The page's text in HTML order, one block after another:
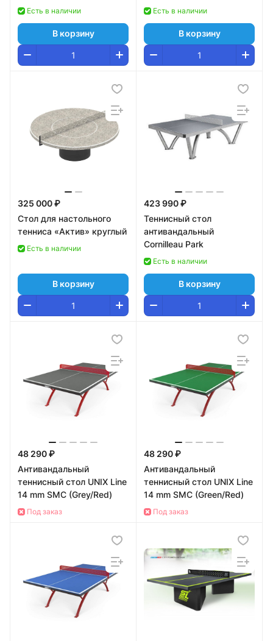
Есть в наличии
В корзину
Есть в наличии
В корзину
325 000 ₽
Стол для настольного
тенниса «Актив» круглый
Есть в наличии
В корзину
423 990 ₽
Теннисный стол
антивандальный
Cornilleau Park
Есть в наличии
В корзину
48 290 ₽
Антивандальный
теннисный стол UNIX Line
14 mm SMC (Grey/Red)
Под заказ
48 290 ₽
Антивандальный
теннисный стол UNIX Line
14 mm SMC (Green/Red)
Под заказ